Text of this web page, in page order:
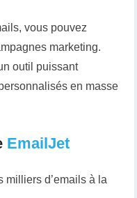
vous pouvez
marketing.
outil puissant
en masse
EmailJet
milliers d’emails à la